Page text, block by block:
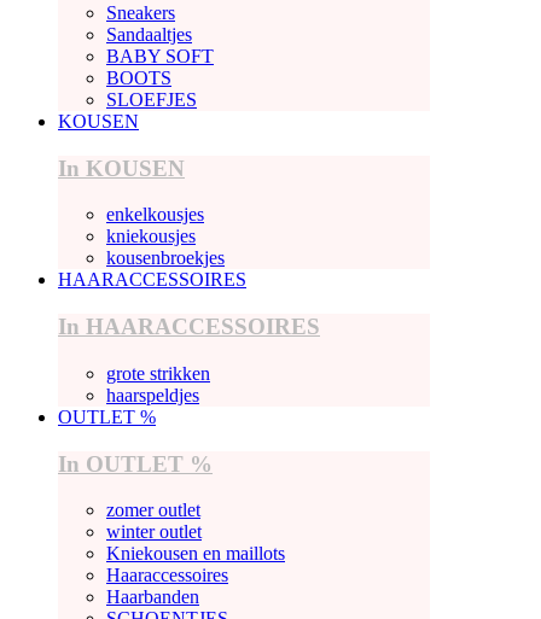
Sneakers
Sandaaltjes
BABY SOFT
BOOTS
SLOEFJES
KOUSEN
In KOUSEN
enkelkousjes
kniekousjes
kousenbroekjes
HAARACCESSOIRES
In HAARACCESSOIRES
grote strikken
haarspeldjes
OUTLET %
In OUTLET %
zomer outlet
winter outlet
Kniekousen en maillots
Haaraccessoires
Haarbanden